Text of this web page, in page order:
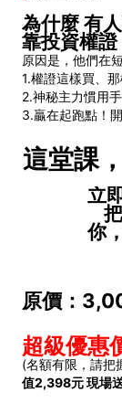
為什麼 有
靠投資權
原因是，他們在
1.權證這樣買、
2.神秘主力慣用
3.贏在起跑點！
這堂課
立
你
原價：
超級優惠
(名額有限，請把
值2,398元 現場